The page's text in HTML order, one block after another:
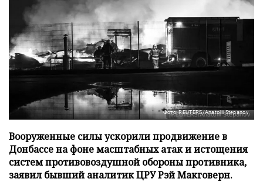
Фото: REUTERS/Anatolii Stepanov
Вооруженные силы ускорили продвижение в
Донбассе на фоне масштабных атак и истощения
систем противовоздушной обороны противника,
заявил бывший аналитик ЦРУ Рэй Макговерн.